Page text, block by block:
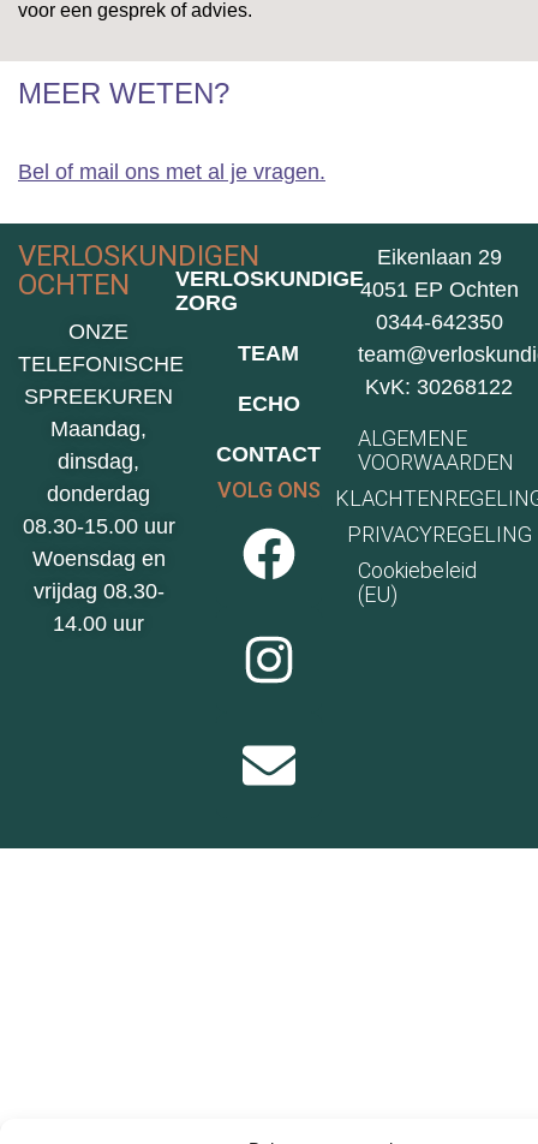
voor een gesprek of advies.
MEER WETEN?
Bel of mail ons met al je vragen.
VERLOSKUNDIGEN
OCHTEN
ONZE
TELEFONISCHE
SPREEKUREN
Maandag,
dinsdag,
donderdag
08.30-15.00 uur
Woensdag en
vrijdag 08.30-
14.00 uur
VERLOSKUNDIGE
ZORG
TEAM
ECHO
CONTACT
VOLG ONS
Eikenlaan 29
4051 EP Ochten
0344-642350
KvK: 30268122
ALGEMENE
VOORWAARDEN
PRIVACYREGELING
Cookiebeleid
(EU)